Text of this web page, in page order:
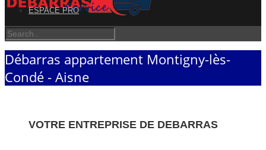
ESPACE PRO
Débarras appartement Montigny-lès-
Condé - Aisne
VOTRE ENTREPRISE DE DEBARRAS